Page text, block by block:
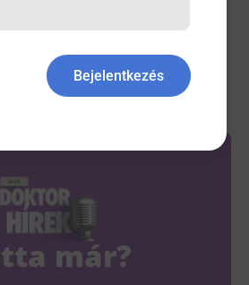
, Genetika
már?
Bejelentkezés